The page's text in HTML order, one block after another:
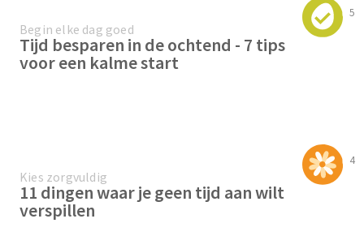
5
Begin elke dag goed
Tijd besparen in de ochtend - 7 tips
voor een kalme start
4
Kies zorgvuldig
11 dingen waar je geen tijd aan wilt
verspillen